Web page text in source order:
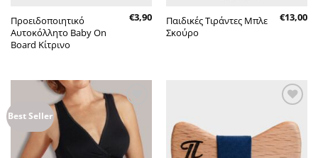
Προειδοποιητικό
Αυτοκόλλητο Baby On
Board Κίτρινο
€3,90
Παιδικές Τιράντες Μπλε
Σκούρο
€13,00
Best Seller
Πρόσθήκη
στην λίστα
επιθυμητών
στην λίστα
επιθυμητών